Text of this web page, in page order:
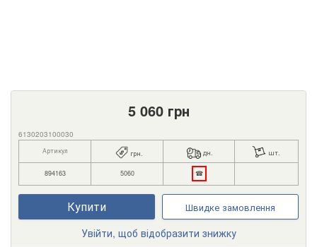
5 060грн
6130203100030
Артикул грн. дн. шт.
894163 5060 ☎
Купити Швидке замовлення
Увійти, щоб відобразити знижку